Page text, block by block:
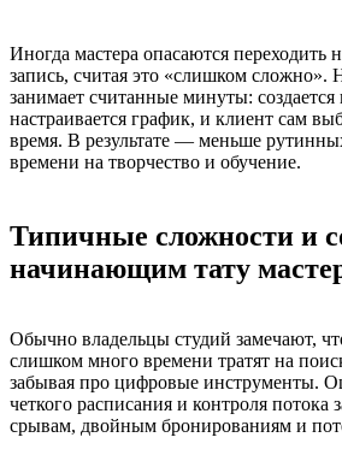
Иногда мастера опасаются
запись, считая это «слишком сложно».
занимает считанные минуты: создается
настраивается график, и клиент сам
время. В результате — меньше
времени на творчество и обучение.
Типичные сложности и
начинающим тату
Обычно владельцы студий замечают,
слишком много времени тратят на
забывая про цифровые инструменты.
четкого расписания и контроля потока
срывам, двойным бронированиям и